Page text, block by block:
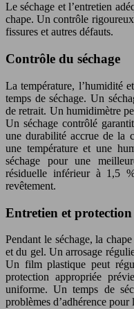
Le séchage et l’entretien
chape. Un contrôle
fissures et autres défauts.
Contrôle du séchage
La température, l’humidité
temps de séchage. Un
de retrait. Un humidimètre
Un séchage contrôlé
une durabilité accrue de la
une température et une
séchage pour une
résiduelle inférieur à 1,5
revêtement.
Entretien et protection
Pendant le séchage, la
et du gel. Un arrosage
Un film plastique peut
protection appropriée
uniforme. Un temps de
problèmes d’adhérence pour